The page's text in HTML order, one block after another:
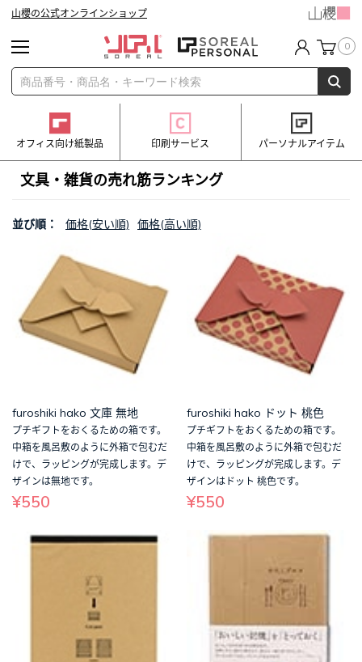
山櫻の公式オンラインショップ
0
オフィス向け紙製品 印刷サービス パーソナルアイテム
文具・雑貨の売れ筋ランキング
並び順： 価格(安い順) 価格(高い順)
furoshiki hako 文庫 無地
プチギフトをおくるための箱です。
中箱を風呂敷のように外箱で包むだ
けで、ラッピングが完成します。デ
ザインは無地です。
¥550
furoshiki hako ドット 桃色
プチギフトをおくるための箱です。
中箱を風呂敷のように外箱で包むだ
けで、ラッピングが完成します。デ
ザインはドット 桃色です。
¥550